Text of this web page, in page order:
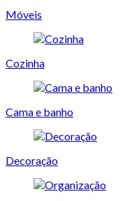
Móveis
Cozinha
Cama e banho
Decoração